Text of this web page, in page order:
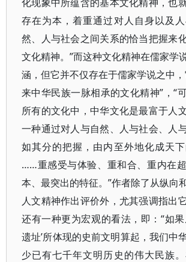
存在为本，着重通过对人自身以及
然、人与社会之间关系的恰当把握来
文化精神。”而这种文化精神在儒家学
涵，但它并不仅存在于儒家学说之中
来中华民族一脉相承的文化精神”，“
所有的文化中，中华文化是最富于人
一种通过对人与自然、人与社会、人
如其分的把握，由内至外地化成天下
……重感受与体验、重和合、重内在
本、最突出的特征。”作者除了从纵向
人文精神作出评价外，尤其强调指出
还有一种更为宏观的看法，即：“如果
遗址’所体现的史前文明算起，我们中
少已有七千年文明历史的伟大民族